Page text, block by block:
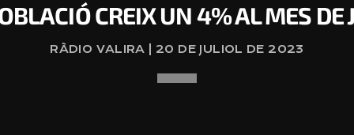
CREIX UN 4% AL MES DE
RÀDIO VALIRA | 20 DE JULIOL DE 2023